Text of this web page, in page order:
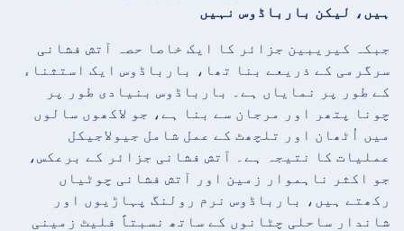
ہیں، لیکن بارباڈوس نہیں
جبکہ کیریبین جزائر کا ایک خاصا حصہ آتش فشانی
سرگرمی کے ذریعے بنا تھا، بارباڈوس ایک استثناء
کے طور پر نمایاں ہے۔ بارباڈوس بنیادی طور پر
چونا پتھر اور مرجان سے بنا ہے، جو لاکھوں سالوں
میں اُٹھان اور تلچھٹ کے عمل شامل جیولاجیکل
عملیات کا نتیجہ ہے۔ آتش فشانی جزائر کے برعکس،
جو اکثر ناہموار زمین اور آتش فشانی چوٹیاں
رکھتے ہیں، بارباڈوس نرم رولنگ پہاڑیوں اور
شاندار ساحلی چٹانوں کے ساتھ نسبتاً فلیٹ زمینی